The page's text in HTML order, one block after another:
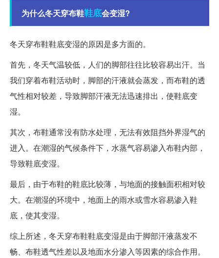
为什么冬天穿布鞋鞋底会变湿?
冬天穿布鞋鞋底变湿的原因是多方面的。
首先，冬天气温较低，人们的脚部往往比较容易出汗。当
我们穿着布鞋活动时，脚部的汗液就会蒸发，而布鞋的透
气性相对较差，导致脚部汗液无法迅速排出，使鞋底变
湿。
其次，布鞋通常没有防水处理，无法有效阻挡外界湿气的
进入。在潮湿的气候条件下，水蒸气容易渗入布鞋内部，
导致鞋底变湿。
最后，由于布鞋的鞋底比较薄，与地面的接触面积相对较
大。在潮湿的环境中，地面上的雨水或雪水容易渗入鞋
底，使其变湿。
综上所述，冬天穿布鞋鞋底变湿是由于脚部汗液蒸发不
畅、布鞋透气性差以及地面水分渗入等因素的综合作用。